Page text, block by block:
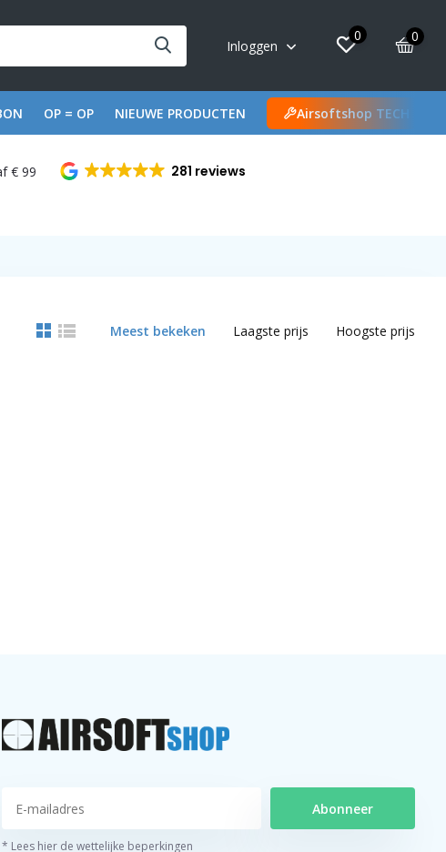
Inloggen
0 0
OP = OP NIEUWE PRODUCTEN Airsoftshop TECH
€ 99 281 reviews
Meest bekeken Laagste prijs Hoogste prijs
Abonneer
* Lees hier de wettelijke beperkingen